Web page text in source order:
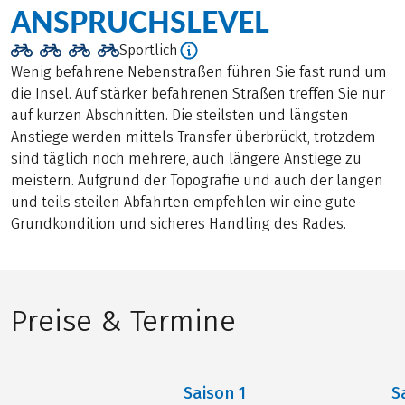
ANSPRUCHSLEVEL
Sportlich
Wenig befahrene Nebenstraßen führen Sie fast rund um
die Insel. Auf stärker befahrenen Straßen treffen Sie nur
auf kurzen Abschnitten. Die steilsten und längsten
Anstiege werden mittels Transfer überbrückt, trotzdem
sind täglich noch mehrere, auch längere Anstiege zu
meistern. Aufgrund der Topografie und auch der langen
und teils steilen Abfahrten empfehlen wir eine gute
Grundkondition und sicheres Handling des Rades.
Preise & Termine
Saison 1